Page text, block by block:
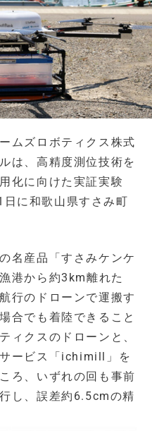
ムズロボティクス株式
は、高精度測位技術を
化に向けた実証実験
に和歌山県すさみ町
名産品「すさみケンケ
港から約3km離れた
行のドローンで運搬す
合でも着陸できること
ィクスのドローンと、
ービス「ichimill」を
ろ、いずれの回も事前
し、誤差約6.5cmの精